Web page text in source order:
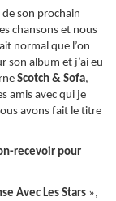
de son prochain
chansons et nous
normal que l’on
son album et j’ai eu
Scotch & Sofa,
amis avec qui je
avons fait le titre
recevoir pour
Avec Les Stars »,